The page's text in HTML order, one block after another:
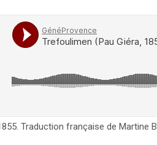
Traduction française de Martine